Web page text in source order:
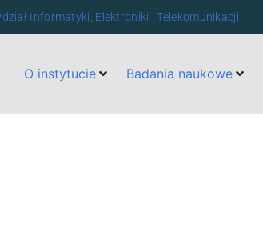
Informatyki, Elektroniki i Telekomunikacji
O instytucie Badania naukowe